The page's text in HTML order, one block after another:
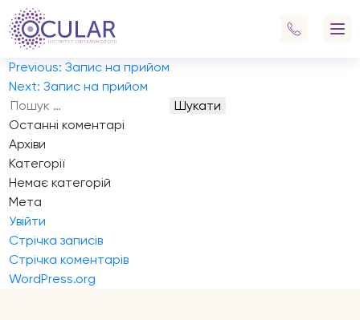
Запис на прийом
Консультація лікаря – офтальмолога профільного
спеціаліста (в т.ч. рефрактометрія на вузькі і на широкі)
Навігація
записів
Previous: Запис на прийом
Next: Запис на прийом
Пошук:
Останні коментарі
Архіви
Категорії
Немає категорій
Мета
Увійти
Стрічка записів
Стрічка коментарів
WordPress.org